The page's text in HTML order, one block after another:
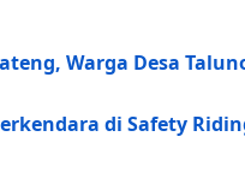
Warga Desa
di Safety